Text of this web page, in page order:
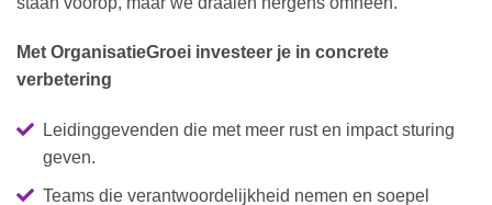
Met OrganisatieGroei investeer je in concrete
verbetering
Leidinggevenden die met meer rust en impact sturing
geven.
Teams die verantwoordelijkheid nemen en soepel